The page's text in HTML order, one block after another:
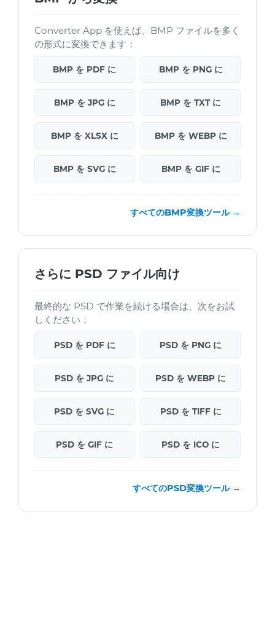
Converter App を使えば、BMP ファイルを多く
の形式に変換できます：
BMP を PDF に BMP を PNG に
BMP を JPG に BMP を TXT に
BMP を XLSX に BMP を WEBP に
BMP を SVG に BMP を GIF に
すべてのBMP変換ツール →
さらに PSD ファイル向け
最終的な PSD で作業を続ける場合は、次をお試
しください：
PSD を PDF に PSD を PNG に
PSD を JPG に PSD を WEBP に
PSD を SVG に PSD を TIFF に
PSD を GIF に PSD を ICO に
すべてのPSD変換ツール →